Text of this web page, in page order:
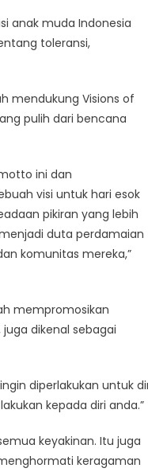
anak muda Indonesia
toleransi,
mendukung Visions of
pulih dari bencana
ini dan
visi untuk hari esok
pikiran yang lebih
duta perdamaian
komunitas mereka,”
mempromosikan
dikenal sebagai
diperlakukan untuk
kepada diri anda.”
keyakinan. Itu juga
keragaman